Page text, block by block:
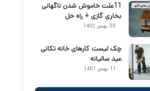
11علت خاموش شدن ناگهانی
بخاری گازی + راه حل
30 بهمن 1402
چک لیست کارهای خانه تکانی
عید سالیانه
11 بهمن 1401